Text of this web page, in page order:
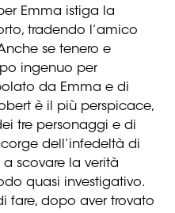
Emma istiga la
tradendo l’amico
se tenero e
ingenuo per
da Emma e di
è il più perspicace,
tre personaggi e di
dell’infedeltà di
scovare la verità
quasi investigativo.
fare, dopo aver trovato